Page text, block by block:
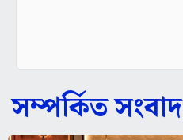
সম্পর্কিত সংবাদ